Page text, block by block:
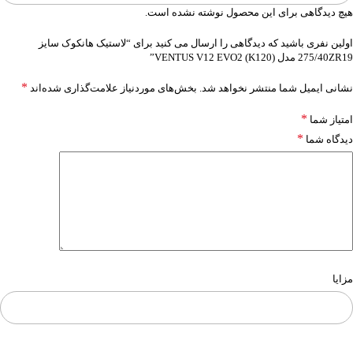
هیچ دیدگاهی برای این محصول نوشته نشده است.
اولین نفری باشید که دیدگاهی را ارسال می کنید برای “لاستیک هانکوک سایز
275/40ZR19 مدل VENTUS V12 EVO2 (K120)”
نشانی ایمیل شما منتشر نخواهد شد. بخش‌های موردنیاز علامت‌گذاری شده‌اند *
امتیاز شما *
دیدگاه شما *
مزایا